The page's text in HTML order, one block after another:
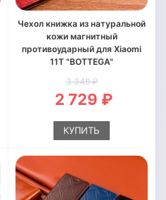
Чехол книжка из натуральной
кожи магнитный
противоударный для Xiaomi
11T "BOTTEGA"
3 349 ₽
2 729 ₽
КУПИТЬ